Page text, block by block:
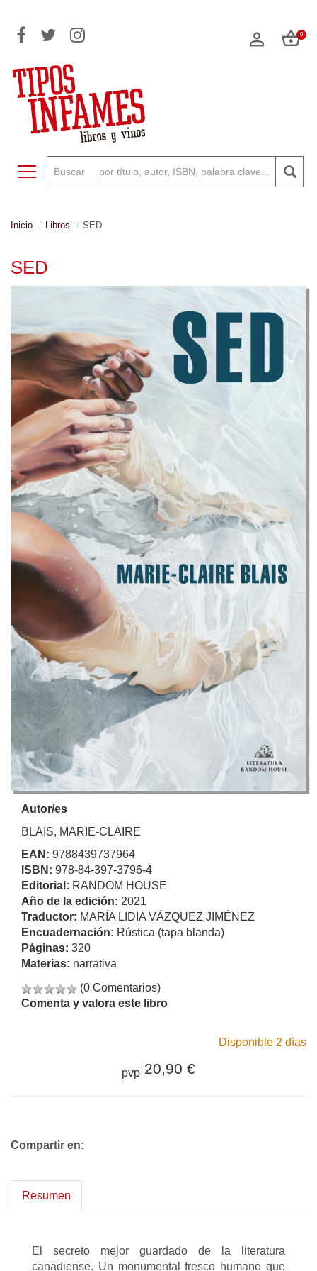
0
Toggle navigation
Inicio Libros SED
SED
Autor/es
BLAIS, MARIE-CLAIRE
EAN: 9788439737964
ISBN: 978-84-397-3796-4
Editorial: RANDOM HOUSE
Año de la edición: 2021
Traductor: MARÍA LIDIA VÁZQUEZ JIMÉNEZ
Encuadernación: Rústica (tapa blanda)
Páginas: 320
Materias: narrativa
(0 Comentarios)
Comenta y valora este libro
Disponible 2 días
pvp 20,90 €
Compartir en:
Resumen
El secreto mejor guardado de la literatura
canadiense. Un monumental fresco humano que